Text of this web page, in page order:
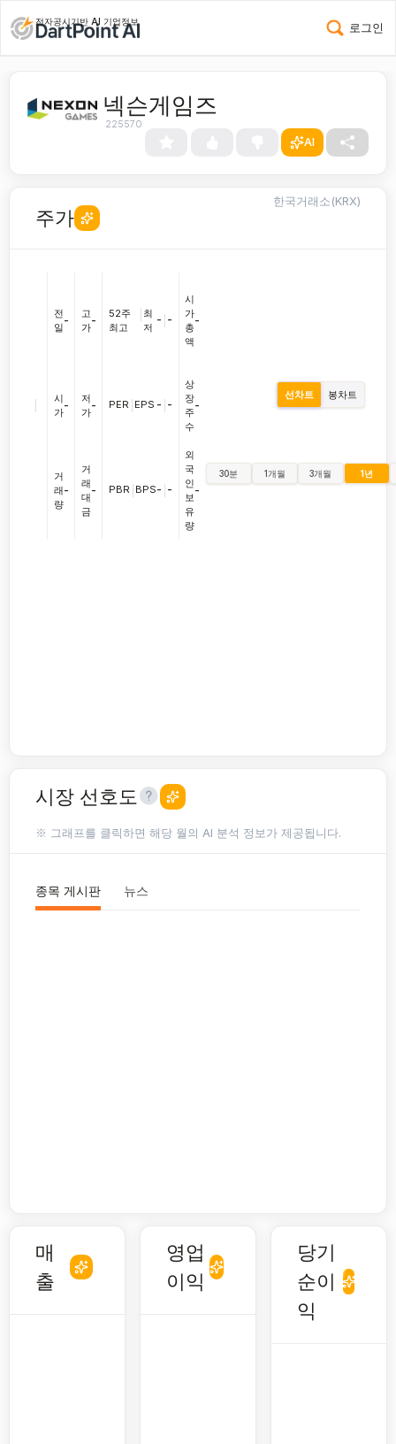
전자공시기반 AI 기업정보 로그인
넥슨게임즈
225570
AI
주가
한국거래소(KRX)
전
일
-
시
가
-
거
래
량
-
고
가
-
저
가
-
거
래
대
금
-
52주
최고
최
저
- -
PER EPS - -
PBR BPS- -
시
가
총
액
-
상
장
주
수
-
외
국
인
보
유
량
-
선차트 봉차트
30분 1개월 3개월 1년
시장 선호도
※ 그래프를 클릭하면 해당 월의 AI 분석 정보가 제공됩니다.
종목 게시판 뉴스
매
출
영업
이익
당기
순이
익